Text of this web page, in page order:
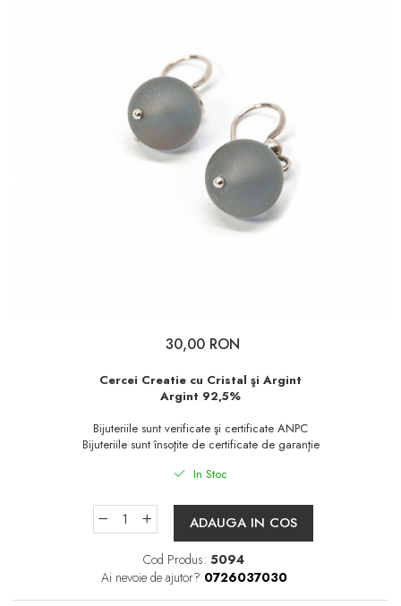
30,00 RON
Cercei Creatie cu Cristal şi Argint
Argint 92,5%
Bijuteriile sunt verificate şi certificate ANPC
Bijuteriile sunt însoţite de certificate de garanţie
In Stoc
ADAUGA IN COS
Cod Produs: 5094
Ai nevoie de ajutor? 0726037030